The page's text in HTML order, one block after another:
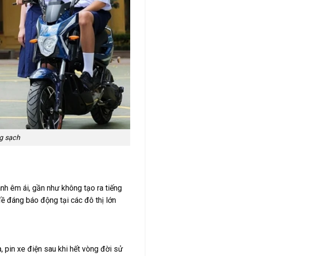
sạch
êm ái, gần như không tạo ra tiếng
đáng báo động tại các đô thị lớn
pin xe điện sau khi hết vòng đời sử